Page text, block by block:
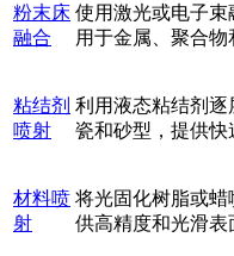
粉末床
融合
使用激光或电子
用于金属、聚合物
粘结剂
喷射
利用液态粘结剂
瓷和砂型，提供快
材料喷
射
将光固化树脂或
供高精度和光滑表